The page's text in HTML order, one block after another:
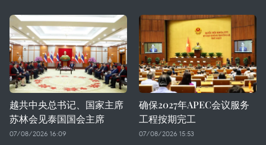
越共中央总书记、国家主席
苏林会见泰国国会主席
07/08/2026 16:09
确保2027年APEC会议服务
工程按期完工
07/08/2026 15:53